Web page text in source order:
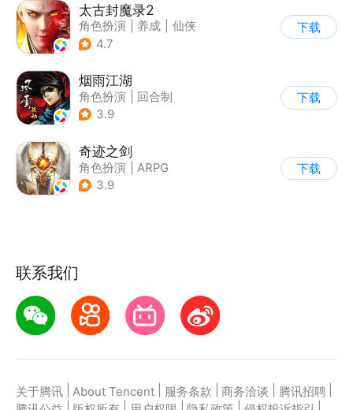
太古封魔录2
角色扮演 养成
仙侠
| 自由交易
4.7
下载
烟雨江湖
角色扮演
回合制
| 武侠
3.9
下载
奇迹之剑
角色扮演
ARPG
| 传奇
3.9
下载
联系我们
关于腾讯 About Tencent 服务条款 商务洽谈 腾讯招聘